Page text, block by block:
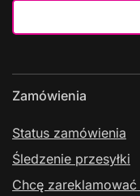
Zamówienia
Status zamówienia
Śledzenie przesyłki
Chcę